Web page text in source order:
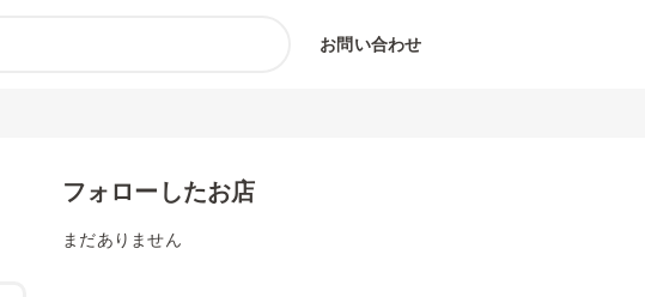
お問い合わせ
フォローしたお店
まだありません